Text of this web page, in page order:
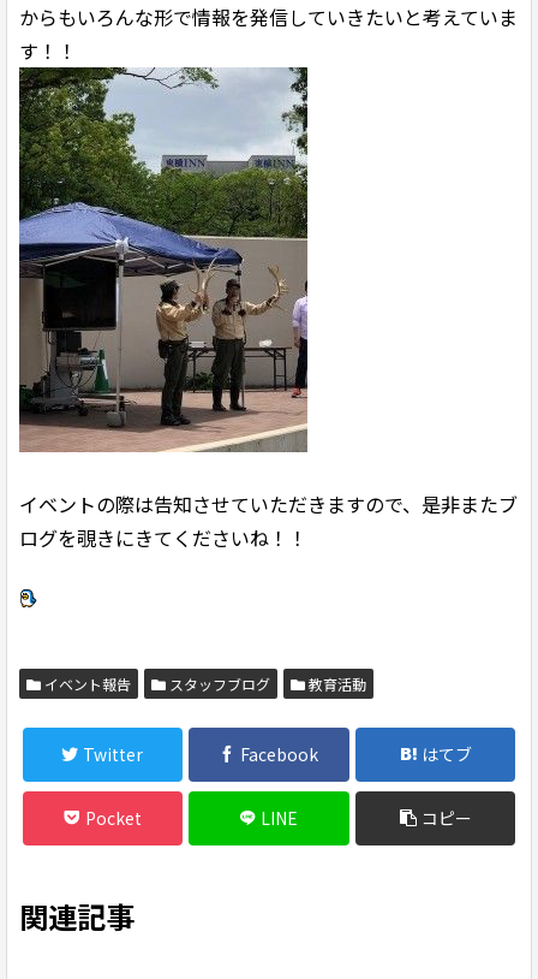
からもいろんな形で情報を発信していきたいと考えていま
す！！
イベントの際は告知させていただきますので、是非またブ
ログを覗きにきてくださいね！！
イベント報告 スタッフブログ 教育活動
Twitter Facebook はてブ
Pocket LINE コピー
関連記事